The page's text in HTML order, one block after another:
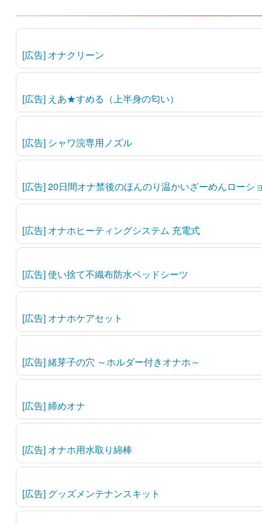
[広告] オナクリーン
[広告] えあ★すめる（上半身の匂い）
[広告] シャワ浣専用ノズル
[広告] 20日間オナ禁後のほんのり温かいざーめんローシ
[広告] オナホヒーティングシステム 充電式
[広告] 使い捨て不織布防水ベッドシーツ
[広告] オナホケアセット
[広告] 緒芽子の穴 ～ホルダー付きオナホ～
[広告] 締めオナ
[広告] オナホ用水取り綿棒
[広告] グッズメンテナンスキット